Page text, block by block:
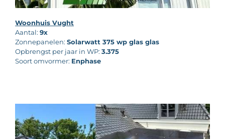
Woonhuis Vught
Aantal: 9x
Zonnepanelen: Solarwatt 375 wp glas glas
Opbrengst per jaar in WP: 3.375
Soort omvormer: Enphase